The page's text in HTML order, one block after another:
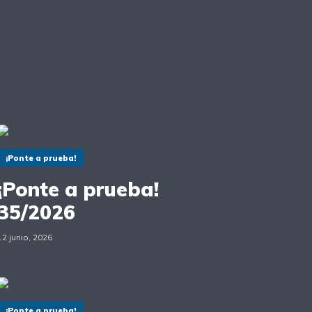
¡Ponte a prueba!
a prueba!
2026
junio, 2026